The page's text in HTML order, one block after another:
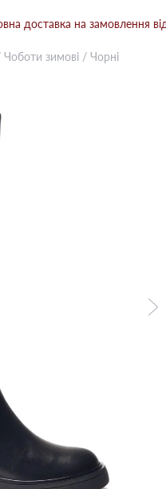
на замовлення від
Чоботи зимові / Чорні